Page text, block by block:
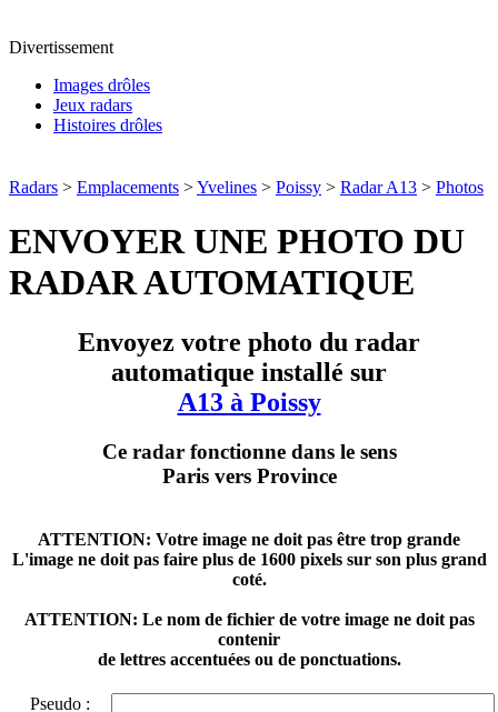
Divertissement
Images drôles
Jeux radars
Histoires drôles
Radars > Emplacements >Yvelines > Poissy > Radar A13 > Photos
ENVOYER UNE PHOTO DU
RADAR AUTOMATIQUE
Envoyez votre photo du radar
automatique installé sur
A13 à Poissy
Ce radar fonctionne dans le sens
Paris vers Province
ATTENTION: Votre image ne doit pas être trop grande
L'image ne doit pas faire plus de 1600 pixels sur son plus grand
coté.
ATTENTION: Le nom de fichier de votre image ne doit pas
contenir
de lettres accentuées ou de ponctuations.
Pseudo :